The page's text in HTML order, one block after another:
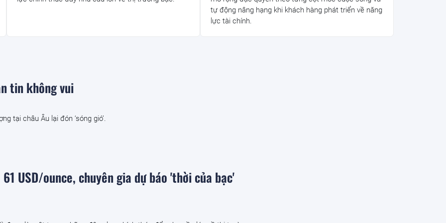
tự động nâng hạng khi khách hàng phát triển về năng
lực tài chính.
tin không vui
tại châu Âu lại đón ‘sóng gió’.
USD/ounce, chuyên gia dự báo 'thời của bạc'